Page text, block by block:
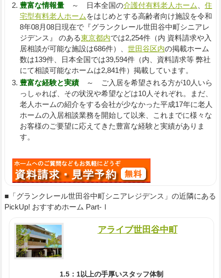
豊富な情報量～ 日本全国の介護付有料老人ホーム
住
宅型有料老人ホーム をはじめとする高齢者向け施設を令和
8年08月08日現在で『グランクレール世田谷中町シニアレ
ジデンス』 のある東京都内では2,254件（内 資料請求や入
居相談が可能な施設は686件）、 世田谷区内の掲載ホーム
数は139件、日本全国では39,594件（内、資料請求等 弊社
にて相談可能なホームは2,841件）掲載しています。
豊富な経験と実績～ ご入居を希望される方が10人いら
っしゃれば、その状況や希望などは10人それぞれ。まだ、
老人ホームの紹介をする会社が少なかった平成17年に老人
ホームの入居相談業務を開始して以来、これまでに様々な
お客様のご要望に応えてきた豊富な経験と実績がありま
す。
■「グランクレール世田谷中町シニアレジデンス」の近隣にある
PickUp! おすすめホーム Part-Ⅰ
アライブ世田谷中町
1.5：1以上の手厚いスタッフ体制